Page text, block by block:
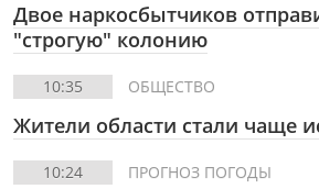
Двое наркосбытчиков
"строгую" колонию
10:35 ОБЩЕСТВО
Жители области стали чаще
10:24 ПРОГНОЗ ПОГОДЫ